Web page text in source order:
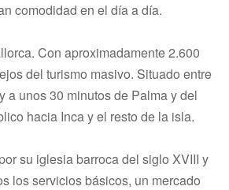
comodidad en el día a día.
Con aproximadamente 2.600
del turismo masivo. Situado entre
a unos 30 minutos de Palma y del
hacia Inca y el resto de la isla.
su iglesia barroca del siglo XVIII y
los servicios básicos, un mercado